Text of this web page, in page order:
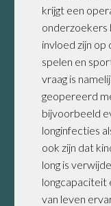
krijgt een
onderzoekers
invloed zijn op
spelen en
vraag is
geopereerd
bijvoorbeeld
longinfecties
ook zijn dat
long is
longcapaciteit
van leven